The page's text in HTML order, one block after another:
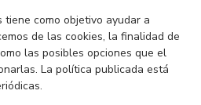
tiene como objetivo ayudar a
de las cookies, la finalidad de
las posibles opciones que el
La política publicada está